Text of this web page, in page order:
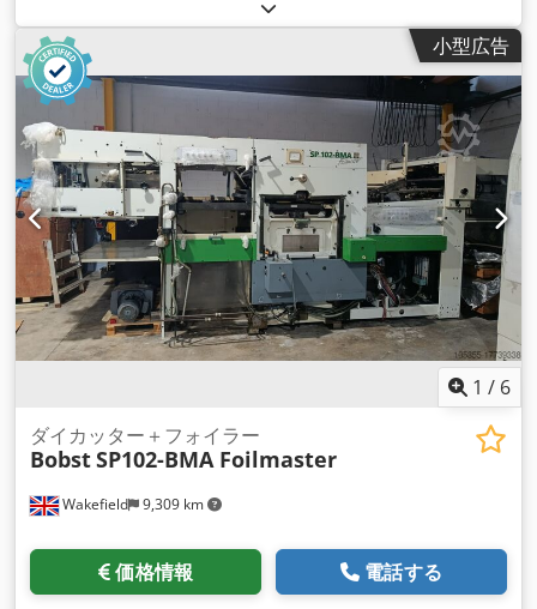
小型広告
1 / 6
Wakefield 9,309 km
ダイカッター＋フォイラー
BobstSP102-BMA Foilmaster
価格情報 電話する